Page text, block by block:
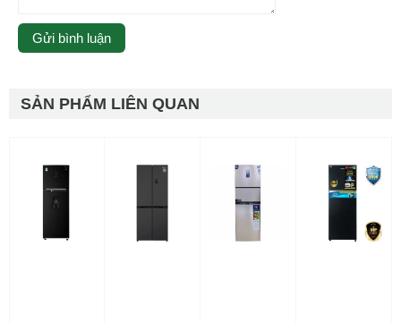
SẢN PHẨM LIÊN QUAN